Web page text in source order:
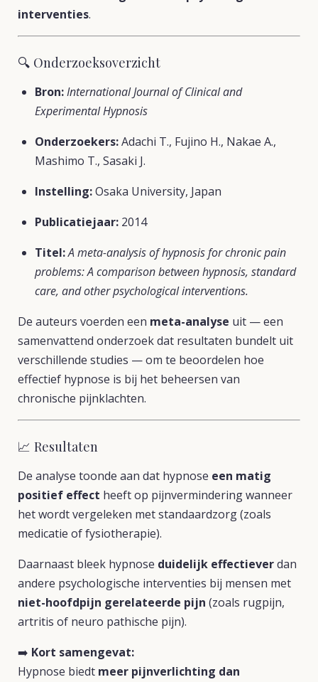
interventies.
🔍 Onderzoeksoverzicht
Bron:International Journal of Clinical and
Experimental Hypnosis
Onderzoekers:Adachi T., Fujino H., Nakae A.,
Mashimo T., Sasaki J.
Instelling:Osaka University, Japan
Publicatiejaar: 2014
Titel:A meta-analysis of hypnosis for chronic pain
problems: A comparison between hypnosis, standard
care, and other psychological interventions.
De auteurs voerden een meta-analyse uit — een
samenvattend onderzoek dat resultaten bundelt uit
verschillende studies — om te beoordelen hoe
effectief hypnose is bij het beheersen van
chronische pijnklachten.
📈 Resultaten
De analyse toonde aan dat hypnose een matig
positief effect heeft op pijnvermindering wanneer
het wordt vergeleken met standaardzorg (zoals
medicatie of fysiotherapie).
Daarnaast bleek hypnose duidelijk effectieverdan
andere psychologische interventies bij mensen met
niet-hoofdpijn gerelateerde pijn (zoals rugpijn,
artritis of neuro pathische pijn).
➡️ Kort samengevat:
Hypnose biedt meer pijnverlichting dan